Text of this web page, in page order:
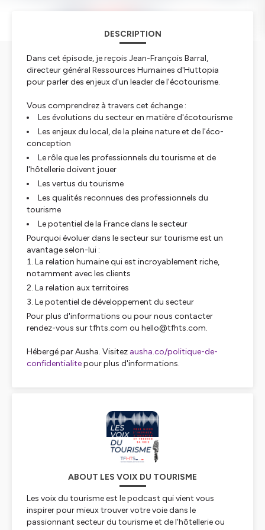
DESCRIPTION
Dans cet épisode, je reçois Jean-François Barral,
directeur général Ressources Humaines d'Huttopia
pour parler des enjeux d'un leader de l'écotourisme.
Vous comprendrez à travers cet échange :
Les évolutions du secteur en matière d'écotourisme
Les enjeux du local, de la pleine nature et de l'éco-
conception
Le rôle que les professionnels du tourisme et de
l'hôtellerie doivent jouer
Les vertus du tourisme
Les qualités reconnues des professionnels du
tourisme
Le potentiel de la France dans le secteur
Pourquoi évoluer dans le secteur sur tourisme est un
avantage selon-lui :
La relation humaine qui est incroyablement riche,
notamment avec les clients
La relation aux territoires
Le potentiel de développement du secteur
Pour plus d'informations ou pour nous contacter
rendez-vous sur tfhts.com ou hello@tfhts.com.
Hébergé par Ausha. Visitez ausha.co/politique-de-
confidentialitepour plus d'informations.
ABOUT LES VOIX DU TOURISME
Les voix du tourisme est le podcast qui vient vous
inspirer pour mieux trouver votre voie dans le
passionnant secteur du tourisme et de l'hôtellerie ou